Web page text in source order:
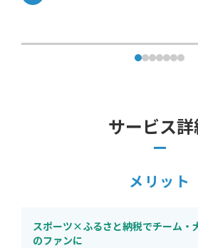
サービス詳
メリット
スポーツ×ふるさと納税でチーム・
のファンに